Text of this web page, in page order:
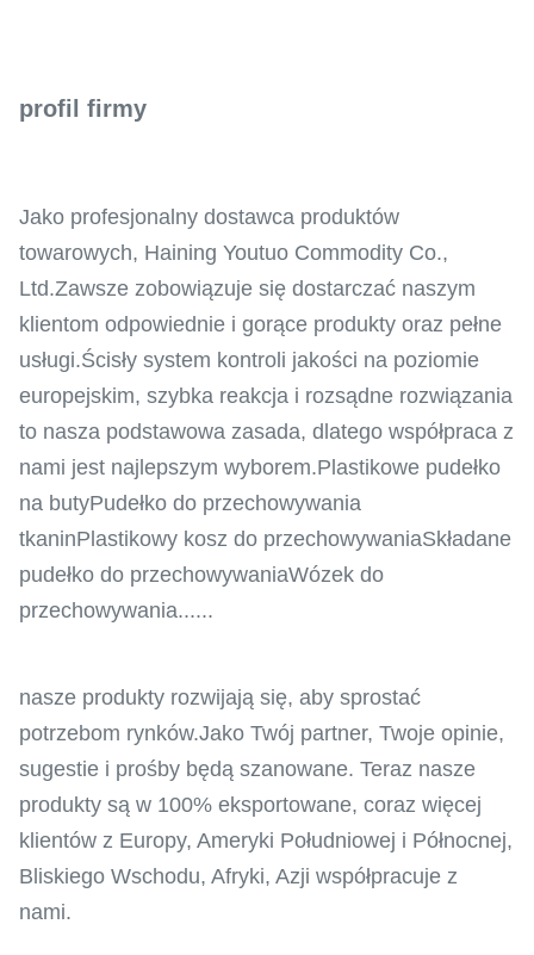
profil firmy
Jako profesjonalny dostawca produktów
towarowych, Haining Youtuo Commodity Co.,
Ltd.Zawsze zobowiązuje się dostarczać naszym
klientom odpowiednie i gorące produkty oraz pełne
usługi.Ścisły system kontroli jakości na poziomie
europejskim, szybka reakcja i rozsądne rozwiązania
to nasza podstawowa zasada, dlatego współpraca z
nami jest najlepszym wyborem.Plastikowe pudełko
na butyPudełko do przechowywania
tkaninPlastikowy kosz do przechowywaniaSkładane
pudełko do przechowywaniaWózek do
przechowywania......
nasze produkty rozwijają się, aby sprostać
potrzebom rynków.Jako Twój partner, Twoje opinie,
sugestie i prośby będą szanowane. Teraz nasze
produkty są w 100% eksportowane, coraz więcej
klientów z Europy, Ameryki Południowej i Północnej,
Bliskiego Wschodu, Afryki, Azji współpracuje z
nami.